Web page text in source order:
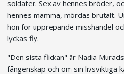
soldater. Sex av hennes bröder,
hennes mamma, mördas brutalt.
hon för upprepande misshandel
lyckas fly.
"Den sista flickan" är Nadia
fångenskap och om sin livsviktiga